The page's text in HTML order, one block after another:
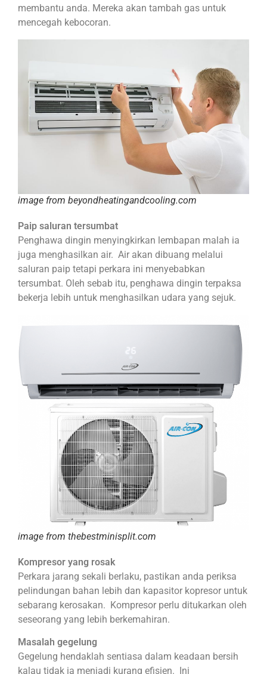
membantu anda. Mereka akan tambah gas untuk
mencegah kebocoran.
image from beyondheatingandcooling.com
Paip saluran tersumbat
Penghawa dingin menyingkirkan lembapan malah ia
juga menghasilkan air. Air akan dibuang melalui
saluran paip tetapi perkara ini menyebabkan
tersumbat. Oleh sebab itu, penghawa dingin terpaksa
bekerja lebih untuk menghasilkan udara yang sejuk.
image from thebestminisplit.com
Kompresor yang rosak
Perkara jarang sekali berlaku, pastikan anda periksa
pelindungan bahan lebih dan kapasitor kopresor untuk
sebarang kerosakan. Kompresor perlu ditukarkan oleh
seseorang yang lebih berkemahiran.
Masalah gegelung
Gegelung hendaklah sentiasa dalam keadaan bersih
kalau tidak ia menjadi kurang efisien. Ini